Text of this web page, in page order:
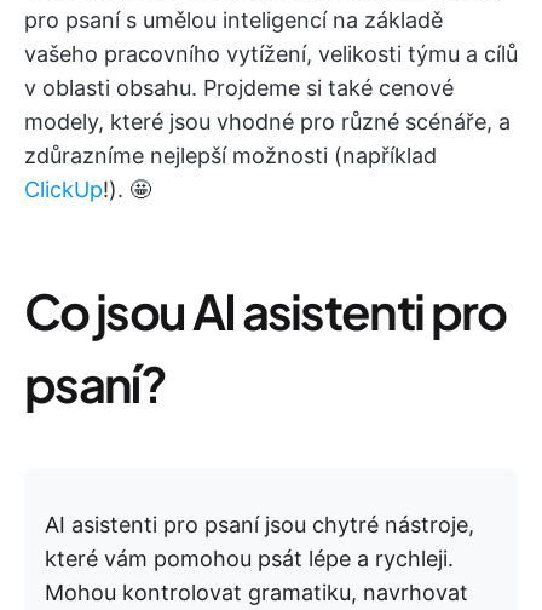
pro psaní s umělou inteligencí na základě
vašeho pracovního vytížení, velikosti týmu a cílů
v oblasti obsahu. Projdeme si také cenové
modely, které jsou vhodné pro různé scénáře, a
zdůrazníme nejlepší možnosti (například
ClickUp!). 🤩
Co jsou AI asistenti pro
psaní?
AI asistenti pro psaní jsou chytré nástroje,
které vám pomohou psát lépe a rychleji.
Mohou kontrolovat gramatiku, navrhovat